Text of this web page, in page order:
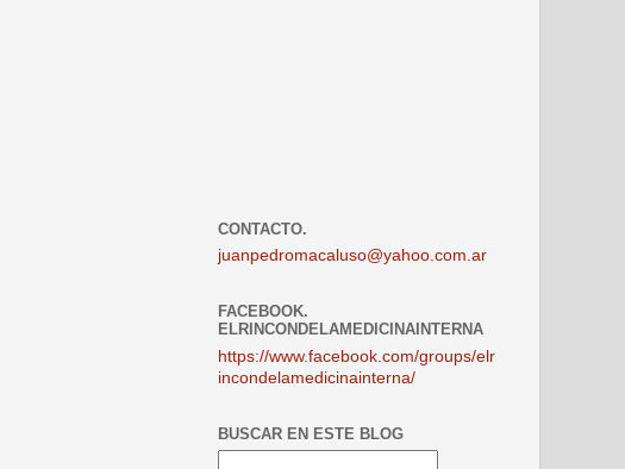
CONTACTO.
juanpedromacaluso@yahoo.com.ar
FACEBOOK.
ELRINCONDELAMEDICINAINTERNA
https://www.facebook.com/groups/elr
incondelamedicinainterna/
BUSCAR EN ESTE BLOG